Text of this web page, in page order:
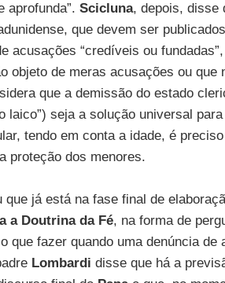
aprofunda”. Scicluna, depois, disse
que devem ser
acusações “credíveis ou
objeto de meras acusações ou que
que a demissão do estado
laico”) seja a solução universal
tendo em conta a idade, é
proteção dos menores.
já está na fase final de
a Doutrina da Fé, na forma de
que fazer quando uma denúncia
Lombardi disse que há a